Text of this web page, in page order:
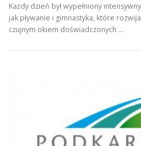
Każdy dzień był wypełniony
jak pływanie i gimnastyka, które
czujnym okiem doświadczonych …